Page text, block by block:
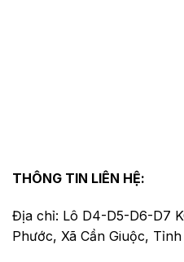
THÔNG TIN LIÊN HỆ:
Địa chỉ: Lô D4-D5-D6-D7
Phước, Xã Cần Giuộc,